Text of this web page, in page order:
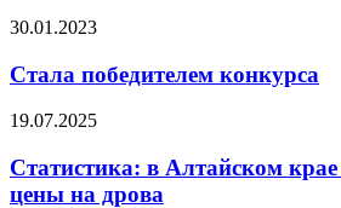
30.01.2023
Стала победителем конкурса
19.07.2025
Статистика: в Алтайском
цены на дрова